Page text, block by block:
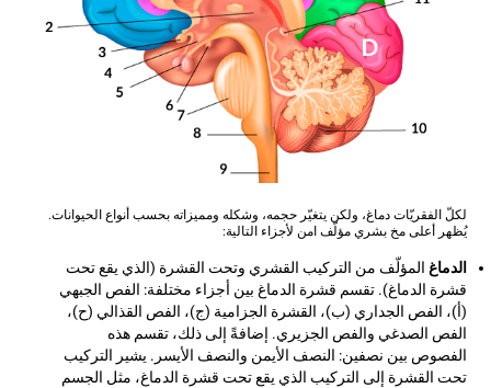
لكلّ الفقريّات دماغ، ولكن يتغيّر حجمه، وشكله ومميزاته بحسب أنواع الحيوانات.
يُظهر أعلى مخ بشري مؤلّف امن لأجزاء التالية:
الدماغ المؤلّف من التركيب القشري وتحت القشرة (الذي يقع تحت
قشرة الدماغ). تقسم قشرة الدماغ بين أجزاء مختلفة: الفص الجبهي
(أ)، الفص الجداري (ب)، القشرة الجزامية (ج)، الفص القذالي (ح)،
الفص الصدغي والفص الجزيري. إضافةً إلى ذلك، تقسم هذه
الفصوص بين نصفين: النصف الأيمن والنصف الأيسر. يشير التركيب
تحت القشرة إلى التركيب الذي يقع تحت قشرة الدماغ، مثل الجسم